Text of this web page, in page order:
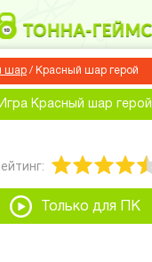
шар / Красный шар герой
Игра Красный шар герой
Только для ПК